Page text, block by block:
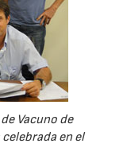
Vacuno de
en el